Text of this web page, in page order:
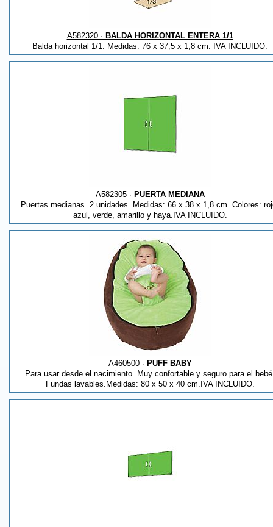
A582320 · BALDA HORIZONTAL ENTERA 1/1
Balda horizontal 1/1. Medidas: 76 x 37,5 x 1,8 cm. IVA INCLUIDO.
A582305 · PUERTA MEDIANA
Puertas medianas. 2 unidades. Medidas: 66 x 38 x 1,8 cm. Colores:
azul, verde, amarillo y haya.IVA INCLUIDO.
A460500 · PUFF BABY
Para usar desde el nacimiento. Muy confortable y seguro para el
Fundas lavables.Medidas: 80 x 50 x 40 cm.IVA INCLUIDO.